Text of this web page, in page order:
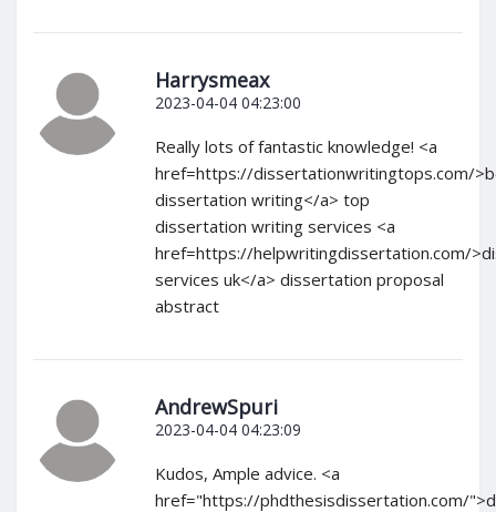
Harrysmeax
2023-04-04 04:23:00
Really lots of fantastic knowledge! <a
href=https://dissertationwritingtops.com/
dissertation writing</a> top
dissertation writing services <a
href=https://helpwritingdissertation.com/
services uk</a> dissertation proposal
abstract
AndrewSpuri
2023-04-04 04:23:09
Kudos, Ample advice. <a
href="https://phdthesisdissertation.com/